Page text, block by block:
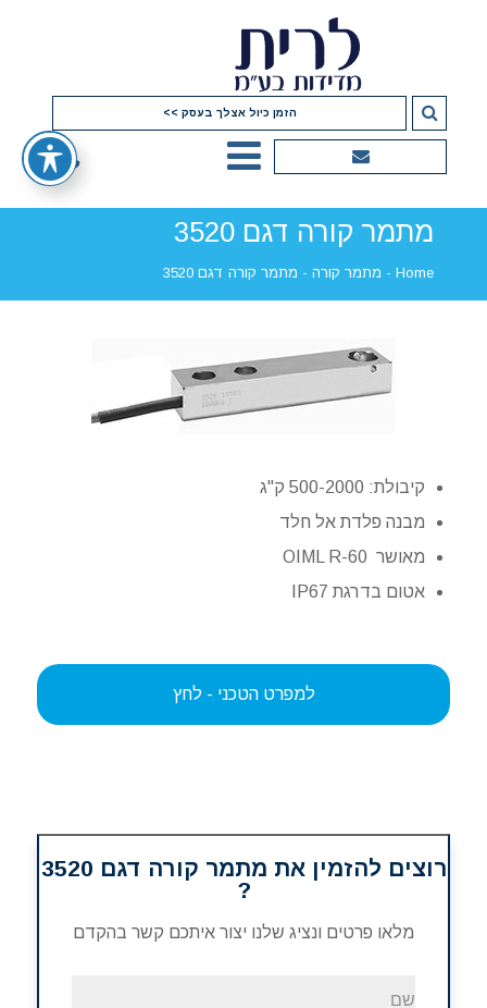
הזמן כיול אצלך בעסק >>
מתמר קורה דגם 3520
Home
- מתמר קורה- מתמר קורה דגם 3520
קיבולת: 500-2000 ק"ג
מבנה פלדת אל חלד
מאושר OIML R-60
אטום בדרגת IP67
למפרט הטכני - לחץ
רוצים להזמין את מתמר קורה דגם 3520
?
מלאו פרטים ונציג שלנו יצור איתכם קשר בהקדם